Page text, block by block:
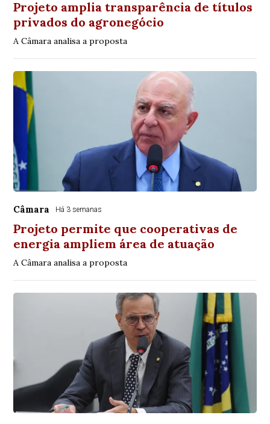
Projeto amplia transparência de títulos
privados do agronegócio
A Câmara analisa a proposta
Câmara Há 3 semanas
Projeto permite que cooperativas de
energia ampliem área de atuação
A Câmara analisa a proposta